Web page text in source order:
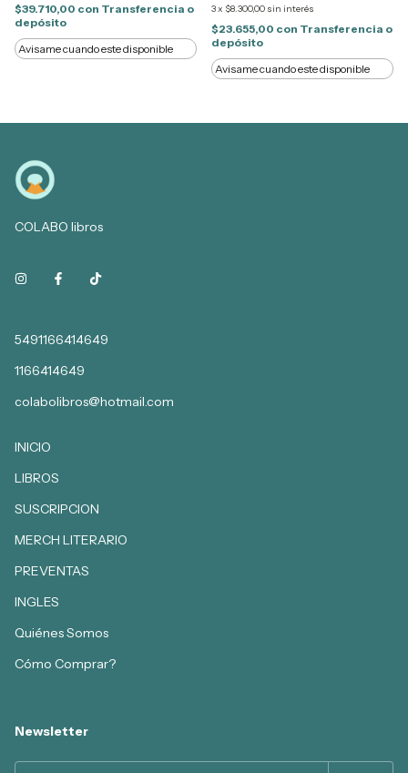
$39.710,00 con Transferencia o
depósito
Avisame cuando este disponible
3x $8.300,00 sin interés
$23.655,00 con Transferencia o
depósito
Avisame cuando este disponible
COLABO libros
5491166414649
1166414649
colabolibros@hotmail.com
INICIO
LIBROS
SUSCRIPCION
MERCH LITERARIO
PREVENTAS
INGLES
Quiénes Somos
Cómo Comprar?
Newsletter